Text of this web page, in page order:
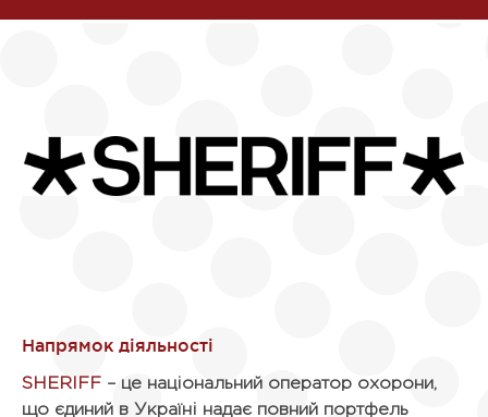
SHERIFF – це національний оператор охорони,
що єдиний в Україні надає повний портфель